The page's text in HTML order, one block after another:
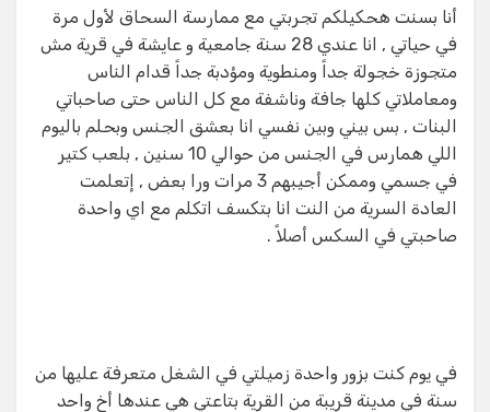
it
te
r
ss
e
n
g
er
at
s
A
p
p
e
gr
a
m
ar
e
أنا بسنت هحكيلكم تجربتي مع ممارسة السحاق لأول مرة
في حياتي , انا عندي 28 سنة جامعية و عايشة في قرية مش
متجوزة خجولة جداً ومنطوية ومؤدبة جداً قدام الناس
ومعاملاتي كلها جافة وناشفة مع كل الناس حتى صاحباتي
البنات , بس بيني وبين نفسي انا بعشق الجنس وبحلم باليوم
اللي همارس في الجنس من حوالي 10 سنين , بلعب كتير
في جسمي وممكن أجيبهم 3 مرات ورا بعض , إتعلمت
العادة السرية من النت انا بتكسف اتكلم مع اي واحدة
صاحبتي في السكس أصلاً .
في يوم كنت بزور واحدة زميلتي في الشغل متعرفة عليها من
سنة في مدينة قريبة من القرية بتاعتي هي عندها أخ واحد